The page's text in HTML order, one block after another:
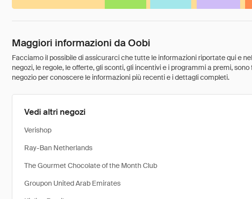
Maggiori informazioni da Oobi
Facciamo il possibile di assicurarci che tutte le informazioni riportate qui e
negozi, le regole, le offerte, gli sconti, gli incentivi e i programmi a premi,
negozio per conoscere le informazioni più recenti e i dettagli completi.
Vedi altri negozi
Verishop
Ray-Ban Netherlands
The Gourmet Chocolate of the Month Club
Groupon United Arab Emirates